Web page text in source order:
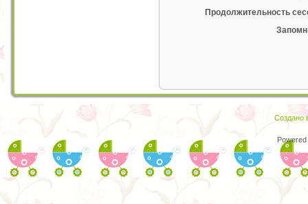
Продолжительность
Создано